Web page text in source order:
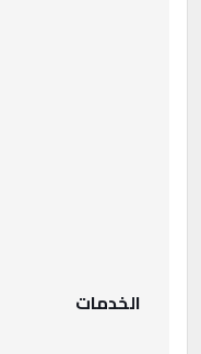
الخدمات